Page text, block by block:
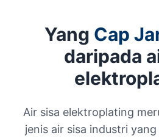
Yang Cap
daripada
Air sisa elektroplating
jenis air sisa industri